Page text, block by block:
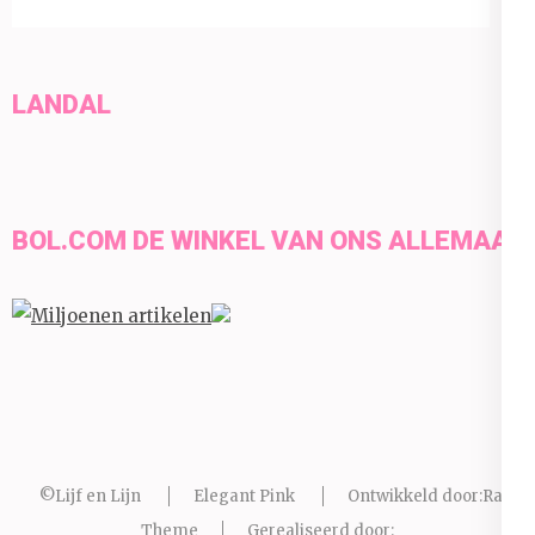
LANDAL
BOL.COM DE WINKEL VAN ONS ALLEMAAL
©Lijf en Lijn Elegant Pink Ontwikkeld door:Rara